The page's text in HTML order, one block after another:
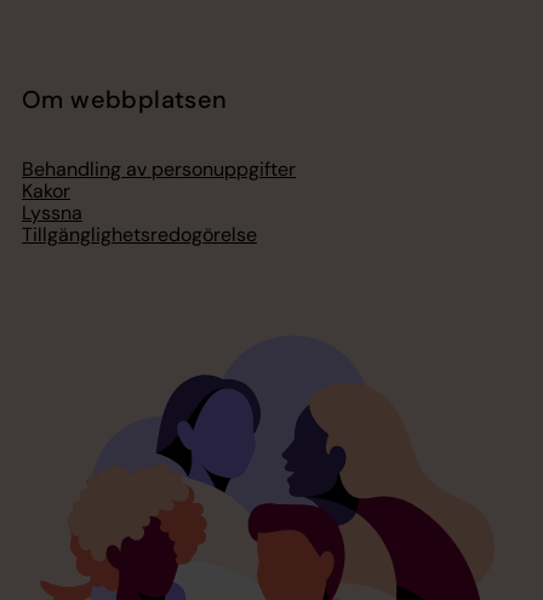
Om webbplatsen
Behandling av personuppgifter
Kakor
Lyssna
Tillgänglighetsredogörelse